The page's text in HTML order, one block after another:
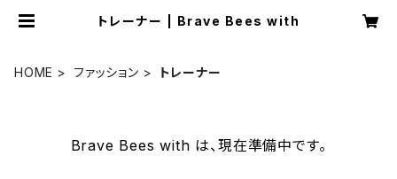
トレーナー | Brave Bees with
HOME ファッション トレーナー
Brave Bees with は、現在準備中です。